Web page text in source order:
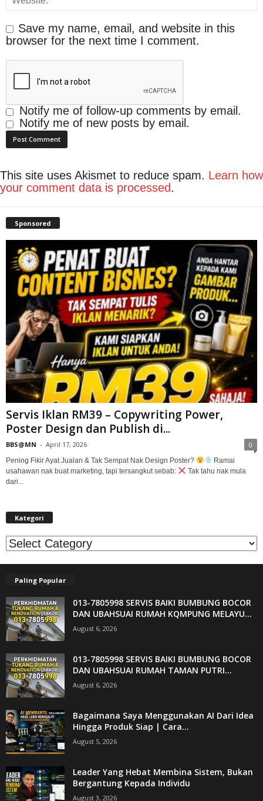
Save my name, email, and website in this
browser for the next time I comment.
Notify me of follow-up comments by email.
Notify me of new posts by email.
This site uses Akismet to reduce spam. Learn how
your comment data is processed.
Sponsored
Servis Iklan RM39 – Copywriting Power,
Poster Design dan Publish di...
BBS@MN - April 17, 2026 0
Pening Fikir Ayat Jualan & Tak Sempat Nak Design Poster?
Ramai
usahawan nak buat marketing, tapi tersangkut sebab:
Tak tahu nak mula
dari...
Kategori
Kategori
Paling Popular
013-7805998 SERVIS BAIKI BUMBUNG BOCOR
DAN UBAHSUAI RUMAH KQMPUNG MELAYU...
August 6, 2026
013-7805998 SERVIS BAIKI BUMBUNG BOCOR
DAN UBAHSUAI RUMAH TAMAN PUTRI...
August 6, 2026
Bagaimana Saya Menggunakan AI Dari Idea
Hingga Produk Siap | Cara...
August 5, 2026
Leader Yang Hebat Membina Sistem, Bukan
Bergantung Kepada Individu
August 3, 2026